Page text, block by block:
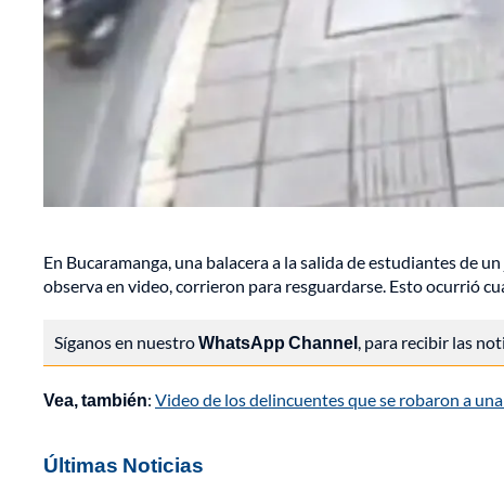
En Bucaramanga, una balacera a la salida de estudiantes de
observa en video, corrieron para resguardarse. Esto ocurrió
Síganos en nuestroWhatsApp Channel, para recibir las
Vea, también: Video de los delincuentes que se robaron a
Últimas Noticias